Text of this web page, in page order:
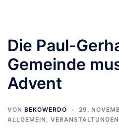
Die Paul-
Gemeinde
Advent
VON BEKOWERDO
29.
ALLGEMEIN , VERANSTALTUNGEN